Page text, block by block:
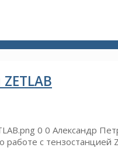
0 0 Александр
работе с тензостанцией